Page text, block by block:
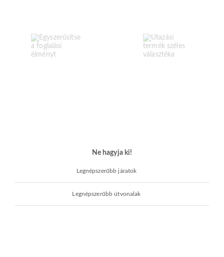
Ne hagyja ki!
Legnépszerűbb járatok
Legnépszerűbb útvonalak